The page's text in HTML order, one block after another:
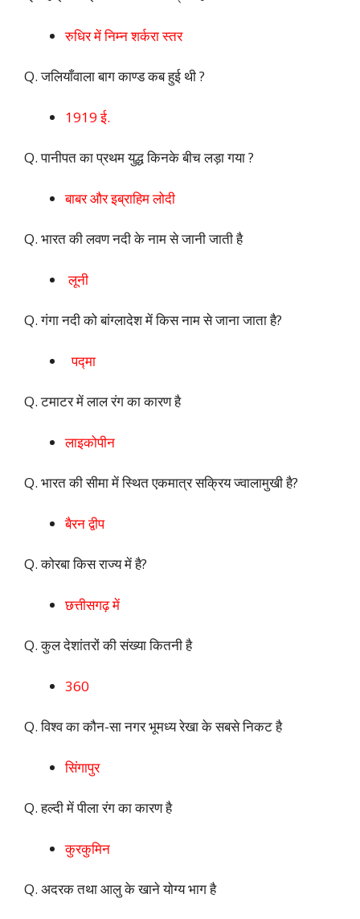
रुधिर में निम्न शर्करा स्तर
Q. जलियाँवाला बाग काण्ड कब हुई थी ?
1919 ई.
Q. पानीपत का प्रथम युद्ध किनके बीच लड़ा गया ?
बाबर और इब्राहिम लोदी
Q. भारत की लवण नदी के नाम से जानी जाती है
लूनी
Q. गंगा नदी को बांग्लादेश में किस नाम से जाना जाता है?
पद्मा
Q. टमाटर में लाल रंग का कारण है
लाइकोपीन
Q. भारत की सीमा में स्थित एकमात्र सक्रिय ज्वालामुखी है?
बैरन द्वीप
Q. कोरबा किस राज्य में है?
छत्तीसगढ़ में
Q. कुल देशांतरों की संख्या कितनी है
360
Q. विश्व का कौन-सा नगर भूमध्य रेखा के सबसे निकट है
सिंगापुर
Q. हल्दी में पीला रंग का कारण है
कुरकुमिन
Q. अदरक तथा आलु के खाने योग्य भाग है